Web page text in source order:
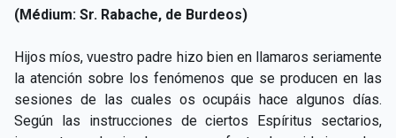
(Médium: Sr. Rabache, de Burdeos)
Hijos míos, vuestro padre hizo bien en llamaros seriamente
la atención sobre los fenómenos que se producen en las
sesiones de las cuales os ocupáis hace algunos días.
Según las instrucciones de ciertos Espíritus sectarios,